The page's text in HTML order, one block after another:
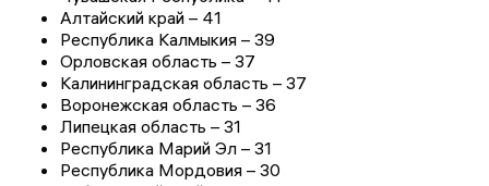
Алтайский край – 41
Республика Калмыкия – 39
Орловская область – 37
Калининградская область – 37
Воронежская область – 36
Липецкая область – 31
Республика Марий Эл – 31
Республика Мордовия – 30